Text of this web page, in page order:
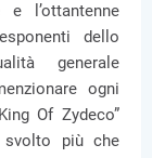
l’ottantenne
dello
generale
ogni
Of Zydeco”
più che